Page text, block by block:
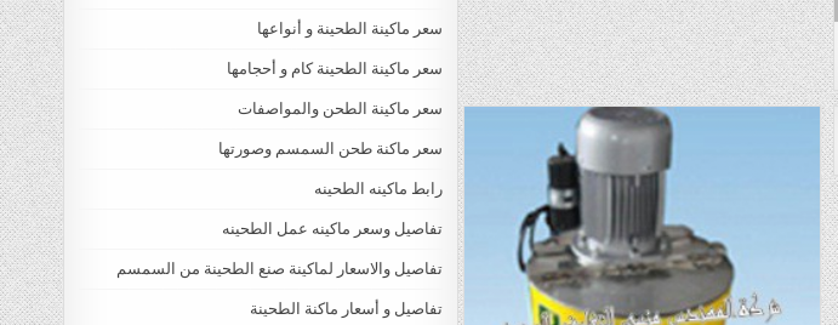
سعر ماكينة الطحينة و أنواعها
سعر ماكينة الطحينة كام و أحجامها
سعر ماكينة الطحن والمواصفات
سعر ماكنة طحن السمسم وصورتها
رابط ماكينه الطحينه
تفاصيل وسعر ماكينه عمل الطحينه
تفاصيل والاسعار لماكينة صنع الطحينة من السمسم
تفاصيل و أسعار ماكنة الطحينة